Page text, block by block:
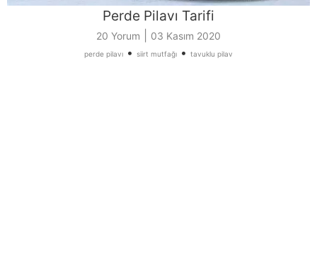
Perde Pilavı Tarifi
20 Yorum 03 Kasım 2020
perde pilavı • siirt mutfağı • tavuklu pilav